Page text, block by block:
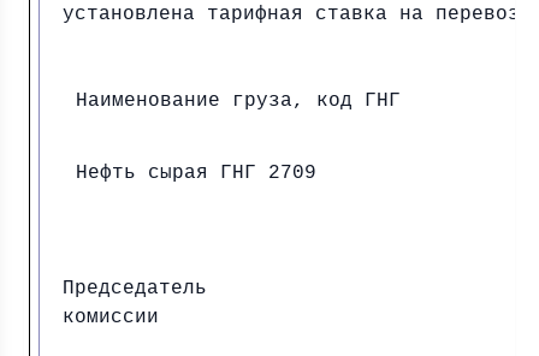
установлена тарифная ставка на
Наименование груза, код ГНГ
Нефть сырая ГНГ 2709
Председатель
комиссии